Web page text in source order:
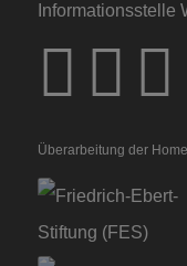
Informationsstelle
Überarbeitung der